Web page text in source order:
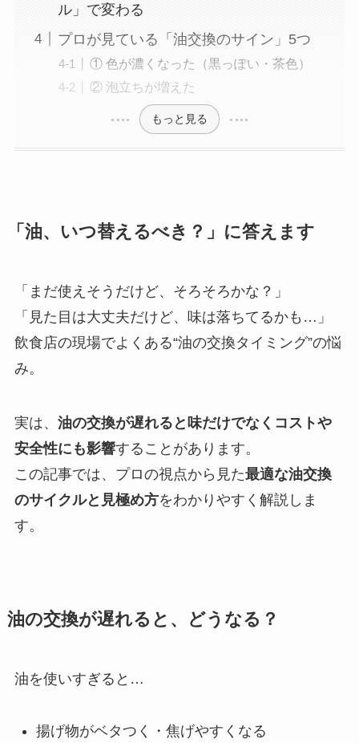
ル」で変わる
プロが見ている「油交換のサイン」5つ
① 色が濃くなった（黒っぽい・茶色）
② 泡立ちが増えた
もっと見る
「油、いつ替えるべき？」に答えます
「まだ使えそうだけど、そろそろかな？」
「見た目は大丈夫だけど、味は落ちてるかも…」
飲食店の現場でよくある“油の交換タイミング”の悩
み。
実は、 油の交換が遅れると味だけでなくコストや
安全性にも影響することがあります。
この記事では、プロの視点から見た最適な油交換
のサイクルと見極め方をわかりやすく解説しま
す。
油の交換が遅れると、どうなる？
油を使いすぎると…
揚げ物がベタつく・焦げやすくなる